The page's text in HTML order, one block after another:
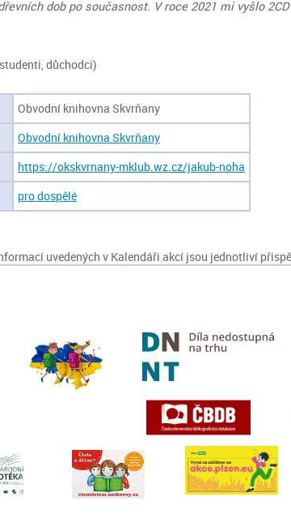
dob po současnost. V roce 2021 mi vyšlo
důchodci)
Obvodní knihovna Skvrňany
Obvodní knihovna Skvrňany
https://okskvrnany-mklub.wz.cz/jakub-noha
pro dospělé
uvedených v Kalendáři akcí jsou jednotliví